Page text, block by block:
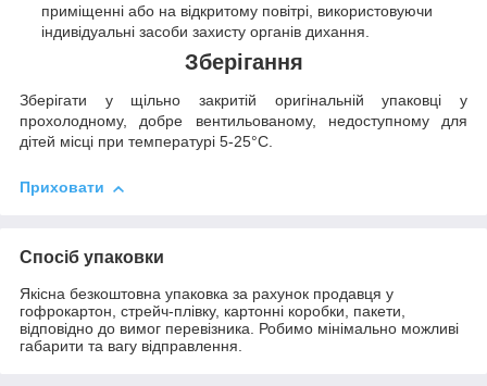
приміщенні або на відкритому повітрі, використовуючи
індивідуальні засоби захисту органів дихання.
Зберігання
Зберігати у щільно закритій оригінальній упаковці у
прохолодному, добре вентильованому, недоступному для
дітей місці при температурі 5-25°C.
Приховати
Спосіб упаковки
Якісна безкоштовна упаковка за рахунок продавця у
гофрокартон, стрейч-плівку, картонні коробки, пакети,
відповідно до вимог перевізника. Робимо мінімально можливі
габарити та вагу відправлення.